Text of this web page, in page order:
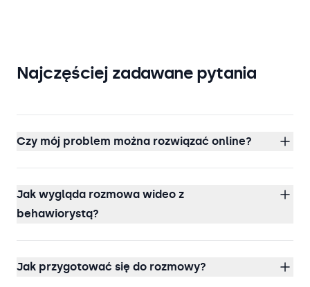
Najczęściej zadawane pytania
Czy mój problem można rozwiązać online?
Jak wygląda rozmowa wideo z
behawiorystą?
Jak przygotować się do rozmowy?